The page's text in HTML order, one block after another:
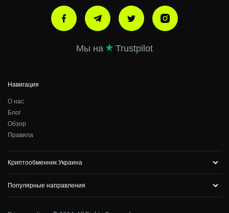
Мы на Trustpilot
Навигация
О нас
Блог
Обзор
Правила
Криптообменник Украина
Популярные направления